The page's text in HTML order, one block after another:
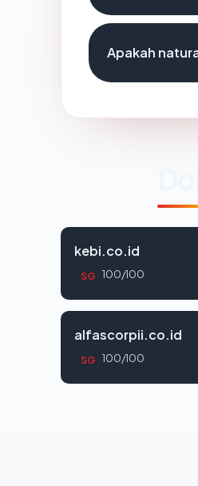
Apakah
kebi.co.id
SG 100/100
alfascorpii.co.id
SG 100/100